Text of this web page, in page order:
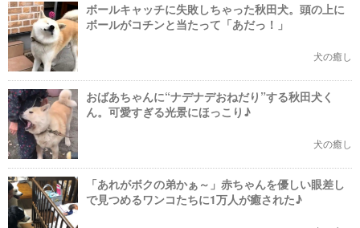
ボールキャッチに失敗しちゃった秋田犬。頭の上に
ボールがコチンと当たって「あだっ！」
犬の癒し
おばあちゃんに“ナデナデおねだり”する秋田犬く
ん。可愛すぎる光景にほっこり♪
犬の癒し
「あれがボクの弟かぁ～」赤ちゃんを優しい眼差し
で見つめるワンコたちに1万人が癒された♪